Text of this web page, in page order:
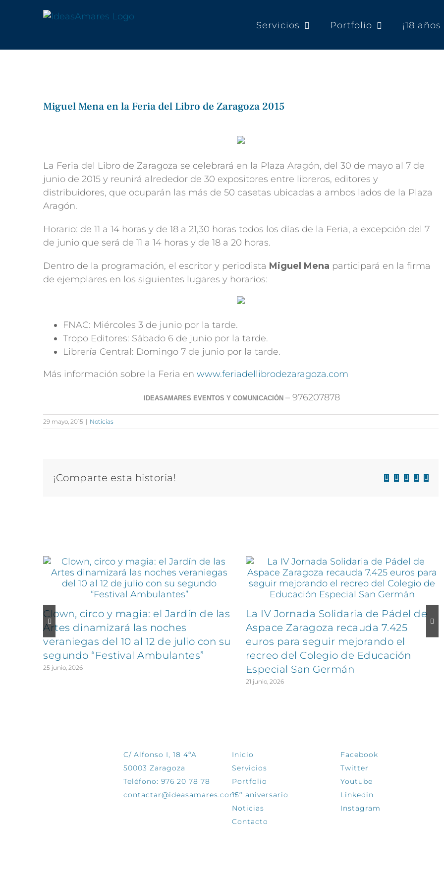
Servicios Portfolio ¡18
Miguel Mena en la Feria del Libro de Zaragoza 2015
grande
La Feria del Libro de Zaragoza se celebrará en la Plaza Aragón, del 30 de mayo al 7 de
junio de 2015 y reunirá alrededor de 30 expositores entre libreros, editores y
distribuidores, que ocuparán las más de 50 casetas ubicadas a ambos lados de la Plaza
Aragón.
Horario: de 11 a 14 horas y de 18 a 21,30 horas todos los días de la Feria, a excepción del 7
de junio que será de 11 a 14 horas y de 18 a 20 horas.
Dentro de la programación, el escritor y periodista Miguel Mena participará en la firma
de ejemplares en los siguientes lugares y horarios:
FNAC: Miércoles 3 de junio por la tarde.
Tropo Editores: Sábado 6 de junio por la tarde.
Librería Central: Domingo 7 de junio por la tarde.
Más información sobre la Feria en www.feriadellibrodezaragoza.com
IDEASAMARES EVENTOS Y COMUNICACIÓN– 976207878
29 mayo, 2015 | Noticias
¡Comparte esta historia! Facebook
X LinkedIn
WhatsApp
Correo
Clown, circo y magia: el Jardín de las
Artes dinamizará las noches
veraniegas del 10 al 12 de julio con su
segundo “Festival Ambulantes”
25 junio, 2026
La IV Jornada Solidaria de Pádel de
Aspace Zaragoza recauda 7.425
euros para seguir mejorando el
recreo del Colegio de Educación
Especial San Germán
21 junio, 2026
C/ Alfonso I, 18 4ºA
50003 Zaragoza
Teléfono: 976 20 78 78
contactar@ideasamares.com
Inicio
Servicios
Portfolio
15º aniversario
Noticias
Contacto
Facebook
Twitter
Youtube
Linkedin
Instagram